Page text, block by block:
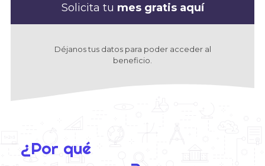
Solicita tu mes gratis aquí
Déjanos tus datos para poder acceder al
beneficio.
¿Por qué